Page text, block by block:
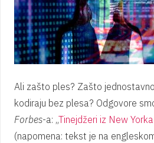
Ali zašto ples? Zašto
kodiraju bez plesa? Odgovore
Forbes-a: „Tinejdžeri iz New
(napomena: tekst je na